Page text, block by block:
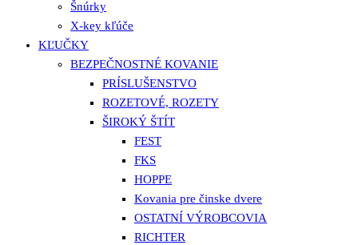
Šnúrky
X-key kľúče
KĽUČKY
BEZPEČNOSTNÉ KOVANIE
PRÍSLUŠENSTVO
ROZETOVÉ, ROZETY
ŠIROKÝ ŠTÍT
FEST
FKS
HOPPE
Kovania pre činske dvere
OSTATNÍ VÝROBCOVIA
RICHTER